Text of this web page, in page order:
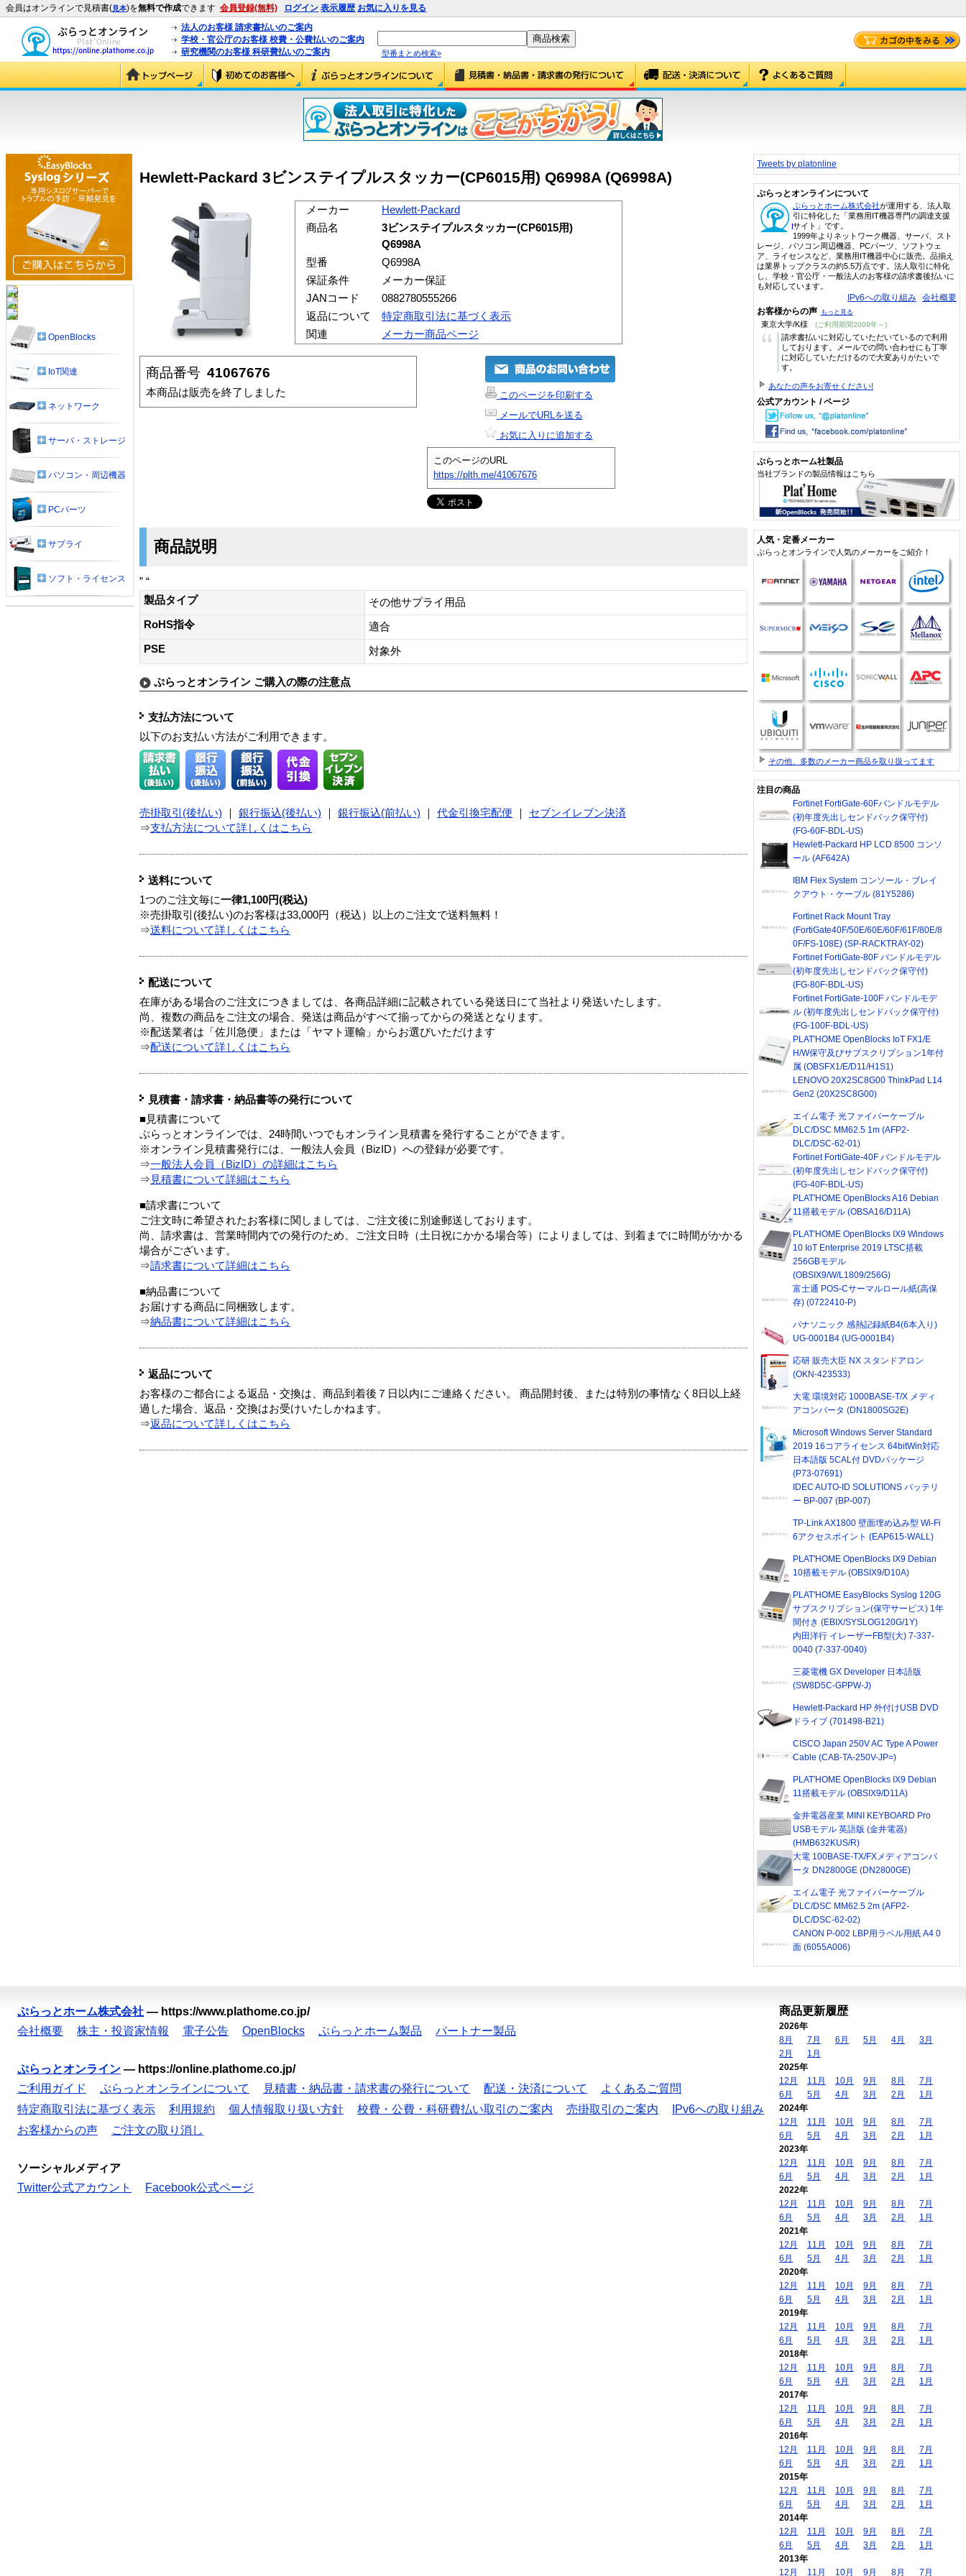
会員はオンラインで見積書(見本)を無料で作成できます 会員登録(無料) ログイン 表示履歴 お気に入りを見る
法人のお客様 請求書払いのご案内
学校・官公庁のお客様 校費・公費払いのご案内
研究機関のお客様 科研費払いのご案内
型番まとめ検索»
Hewlett-Packard 3ビンステイプルスタッカー(CP6015用) Q6998A (Q6998A)
メーカー
Hewlett-Packard
商品名
3ビンステイプルスタッカー(CP6015用)
Q6998A
型番
Q6998A
保証条件
メーカー保証
JANコード
0882780555266
返品について
特定商取引法に基づく表示
関連
メーカー商品ページ
商品番号 41067676
本商品は販売を終了しました
このページを印刷する
メールでURLを送る
お気に入りに追加する
このページのURL
https://plth.me/41067676
商品説明
” “
製品タイプ
その他サプライ用品
RoHS指令
適合
PSE
対象外
ぷらっとオンライン ご購入の際の注意点
支払方法について
以下のお支払い方法がご利用できます。
売掛取引(後払い) 銀行振込(後払い) 銀行振込(前払い) 代金引換宅配便
セブンイレブン決済
⇒支払方法について詳しくはこちら
送料について
1つのご注文毎に一律1,100円(税込)
※売掛取引(後払い)のお客様は33,000円（税込）以上のご注文で送料無料！
⇒送料について詳しくはこちら
配送について
在庫がある場合のご注文につきましては、各商品詳細に記載されている発送日にて当社より発送いたします。
尚、複数の商品をご注文の場合、発送は商品がすべて揃ってからの発送となります。
※配送業者は「佐川急便」または「ヤマト運輸」からお選びいただけます
⇒配送について詳しくはこちら
見積書・請求書・納品書等の発行について
■見積書について
ぷらっとオンラインでは、24時間いつでもオンライン見積書を発行することができます。
※オンライン見積書発行には、一般法人会員（BizID）への登録が必要です。
⇒一般法人会員（BizID）の詳細はこちら
⇒ 見積書について詳細はこちら
■請求書について
ご注文時に希望されたお客様に関しましては、ご注文後に別途郵送しております。
尚、請求書は、営業時間内での発行のため、ご注文日時（土日祝にかかる場合等）によりましては、到着までに時間がかかる
場合がございます。
⇒請求書について詳細はこちら
■納品書について
お届けする商品に同梱致します。
⇒納品書について詳細はこちら
返品について
お客様のご都合による返品・交換は、商品到着後７日以内にご連絡ください。 商品開封後、または特別の事情なく8日以上経
過した場合、返品・交換はお受けいたしかねます。
⇒返品について詳しくはこちら
OpenBlocks
IoT関連
ネットワーク
サーバ・ストレージ
パソコン・周辺機器
PCパーツ
サプライ
ソフト・ライセンス
Tweets by platonline
ぷらっとオンラインについて
ぷらっとホーム株式会社が運用する、法人取
引に特化した「業務用IT機器専門の調達支援
サイト」です。
1999年よりネットワーク機器、サーバ、スト
レージ、パソコン周辺機器、PCパーツ、ソフトウェ
ア、ライセンスなど、業務用IT機器中心に販売。品揃え
は業界トップクラスの約5.5万点です。法人取引に特化
し、学校・官公庁・一般法人のお客様の請求書後払いに
も対応しています。
IPv6への取り組み 会社概要
お客様からの声 もっと見る
東京大学/K様 (ご利用期間2009年～)
“
請求書払いに対応していただいているので利用
しております。メールでの問い合わせにも丁寧
に対応していただけるので大変ありがたいで
す。
あなたの声をお寄せください!
公式アカウント / ページ
ぷらっとホーム社製品
当社ブランドの製品情報はこちら
人気・定番メーカー
ぷらっとオンラインで人気のメーカーをご紹介！
その他、多数のメーカー商品を取り扱ってます
注目の商品
Fortinet FortiGate-60Fバンドルモデル
(初年度先出しセンドバック保守付)
(FG-60F-BDL-US)
Hewlett-Packard HP LCD 8500 コンソ
ール (AF642A)
IBM Flex System コンソール・ブレイ
クアウト・ケーブル (81Y5286)
Fortinet Rack Mount Tray
(FortiGate40F/50E/60E/60F/61F/80E/8
0F/FS-108E) (SP-RACKTRAY-02)
Fortinet FortiGate-80F バンドルモデル
(初年度先出しセンドバック保守付)
(FG-80F-BDL-US)
Fortinet FortiGate-100F バンドルモデ
ル (初年度先出しセンドバック保守付)
(FG-100F-BDL-US)
PLAT'HOME OpenBlocks IoT FX1/E
H/W保守及びサブスクリプション1年付
属 (OBSFX1/E/D11/H1S1)
LENOVO 20X2SC8G00 ThinkPad L14
Gen2 (20X2SC8G00)
エイム電子 光ファイバーケーブル
DLC/DSC MM62.5 1m (AFP2-
DLC/DSC-62-01)
Fortinet FortiGate-40F バンドルモデル
(初年度先出しセンドバック保守付)
(FG-40F-BDL-US)
PLAT'HOME OpenBlocks A16 Debian
11搭載モデル (OBSA16/D11A)
PLAT'HOME OpenBlocks IX9 Windows
10 IoT Enterprise 2019 LTSC搭載
256GBモデル
(OBSIX9/W/L1809/256G)
富士通 POS-Cサーマルロール紙(高保
存) (0722410-P)
パナソニック 感熱記録紙B4(6本入り)
UG-0001B4 (UG-0001B4)
応研 販売大臣 NX スタンドアロン
(OKN-423533)
大電 環境対応 1000BASE-T/X メディ
アコンバータ (DN1800SG2E)
Microsoft Windows Server Standard
2019 16コアライセンス 64bitWin対応
日本語版 5CAL付 DVDパッケージ
(P73-07691)
IDEC AUTO-ID SOLUTIONS バッテリ
ー BP-007 (BP-007)
TP-Link AX1800 壁面埋め込み型 Wi-Fi
6アクセスポイント (EAP615-WALL)
PLAT'HOME OpenBlocks IX9 Debian
10搭載モデル (OBSIX9/D10A)
PLAT'HOME EasyBlocks Syslog 120G
サブスクリプション(保守サービス) 1年
間付き (EBIX/SYSLOG120G/1Y)
内田洋行 イレーザーFB型(大) 7-337-
0040 (7-337-0040)
三菱電機 GX Developer 日本語版
(SW8D5C-GPPW-J)
Hewlett-Packard HP 外付けUSB DVD
ドライブ (701498-B21)
CISCO Japan 250V AC Type A Power
Cable (CAB-TA-250V-JP=)
PLAT'HOME OpenBlocks IX9 Debian
11搭載モデル (OBSIX9/D11A)
金井電器産業 MINI KEYBOARD Pro
USBモデル 英語版 (金井電器)
(HMB632KUS/R)
大電 100BASE-TX/FXメディアコンバ
ータ DN2800GE (DN2800GE)
エイム電子 光ファイバーケーブル
DLC/DSC MM62.5 2m (AFP2-
DLC/DSC-62-02)
CANON P-002 LBP用ラベル用紙 A4 0
面 (6055A006)
ぷらっとホーム株式会社 — https://www.plathome.co.jp/
会社概要
株主・投資家情報 電子公告 OpenBlocks ぷらっとホーム製品 パートナー製品
ぷらっとオンライン — https://online.plathome.co.jp/
ご利用ガイド
ぷらっとオンラインについて 見積書・納品書・請求書の発行について 配送・決済について
よくあるご質問
特定商取引法に基づく表示
利用規約 個人情報取り扱い方針 校費・公費・科研費払い取引のご案内 売掛取引のご案内
IPv6への取り組み
お客様からの声
ご注文の取り消し
ソーシャルメディア
Twitter公式アカウント
Facebook公式ページ
商品更新履歴
2026年
8月
7月 6月 5月 4月
3月
2月
1月
2025年
12月
11月 10月 9月 8月
7月
6月
5月 4月 3月 2月
1月
2024年
12月
11月 10月 9月 8月
7月
6月
5月 4月 3月 2月
1月
2023年
12月
11月 10月 9月 8月
7月
6月
5月 4月 3月 2月
1月
2022年
12月
11月 10月 9月 8月
7月
6月
5月 4月 3月 2月
1月
2021年
12月
11月 10月 9月 8月
7月
6月
5月 4月 3月 2月
1月
2020年
12月
11月 10月 9月 8月
7月
6月
5月 4月 3月 2月
1月
2019年
12月
11月 10月 9月 8月
7月
6月
5月 4月 3月 2月
1月
2018年
12月
11月 10月 9月 8月
7月
6月
5月 4月 3月 2月
1月
2017年
12月
11月 10月 9月 8月
7月
6月
5月 4月 3月 2月
1月
2016年
12月
11月 10月 9月 8月
7月
6月
5月 4月 3月 2月
1月
2015年
12月
11月 10月 9月 8月
7月
6月
5月 4月 3月 2月
1月
2014年
12月
11月 10月 9月 8月
7月
6月
5月 4月 3月 2月
1月
2013年
12月
11月 10月 9月 8月 7月